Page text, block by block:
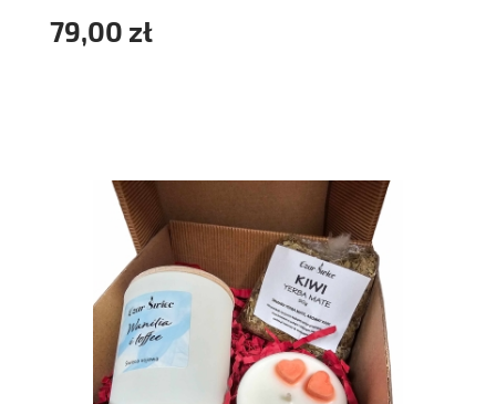
79,00 zł